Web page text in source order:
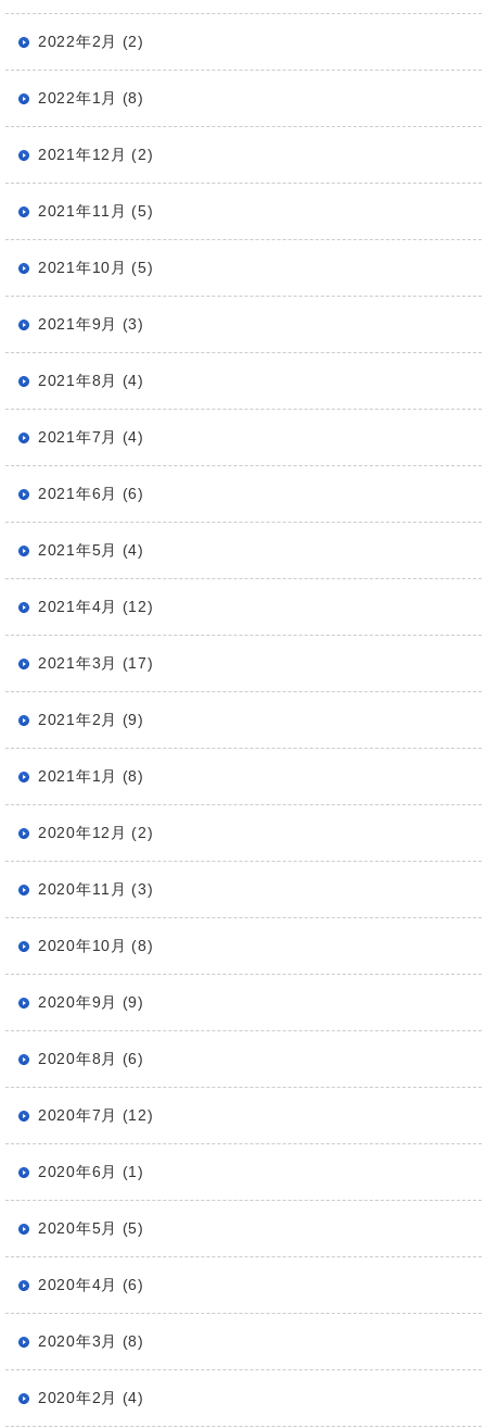
2022年2月 (2)
2022年1月 (8)
2021年12月 (2)
2021年11月 (5)
2021年10月 (5)
2021年9月 (3)
2021年8月 (4)
2021年7月 (4)
2021年6月 (6)
2021年5月 (4)
2021年4月 (12)
2021年3月 (17)
2021年2月 (9)
2021年1月 (8)
2020年12月 (2)
2020年11月 (3)
2020年10月 (8)
2020年9月 (9)
2020年8月 (6)
2020年7月 (12)
2020年6月 (1)
2020年5月 (5)
2020年4月 (6)
2020年3月 (8)
2020年2月 (4)